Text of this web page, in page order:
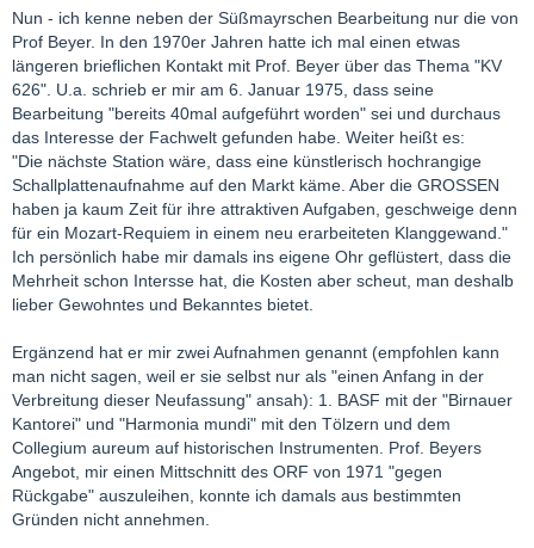
Nun - ich kenne neben der Süßmayrschen Bearbeitung nur die von
Prof Beyer. In den 1970er Jahren hatte ich mal einen etwas
längeren brieflichen Kontakt mit Prof. Beyer über das Thema "KV
626". U.a. schrieb er mir am 6. Januar 1975, dass seine
Bearbeitung "bereits 40mal aufgeführt worden" sei und durchaus
das Interesse der Fachwelt gefunden habe. Weiter heißt es:
"Die nächste Station wäre, dass eine künstlerisch hochrangige
Schallplattenaufnahme auf den Markt käme. Aber die GROSSEN
haben ja kaum Zeit für ihre attraktiven Aufgaben, geschweige denn
für ein Mozart-Requiem in einem neu erarbeiteten Klanggewand."
Ich persönlich habe mir damals ins eigene Ohr geflüstert, dass die
Mehrheit schon Intersse hat, die Kosten aber scheut, man deshalb
lieber Gewohntes und Bekanntes bietet.
Ergänzend hat er mir zwei Aufnahmen genannt (empfohlen kann
man nicht sagen, weil er sie selbst nur als "einen Anfang in der
Verbreitung dieser Neufassung" ansah): 1. BASF mit der "Birnauer
Kantorei" und "Harmonia mundi" mit den Tölzern und dem
Collegium aureum auf historischen Instrumenten. Prof. Beyers
Angebot, mir einen Mittschnitt des ORF von 1971 "gegen
Rückgabe" auszuleihen, konnte ich damals aus bestimmten
Gründen nicht annehmen.